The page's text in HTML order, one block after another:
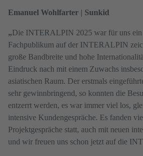
Emanuel Wohlfarter | Sunkid
„Die INTERALPIN 2025 war für uns
Fachpublikum auf der INTERALPIN
große Bandbreite und hohe
Eindruck nach mit einem Zuwachs
asiatischen Raum. Der erstmals
sehr gewinnbringend, so konnten die
entzerrt werden, es war immer viel los,
intensive Kundengespräche. Es fanden
Projektgespräche statt, auch mit neuen
und wir freuen uns schon jetzt auf die